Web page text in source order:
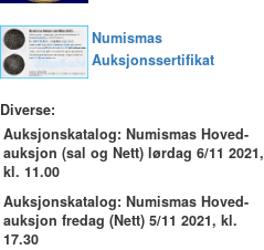
Numismas
Auksjonssertifikat
Diverse:
Auksjonskatalog: Numismas Hoved-
auksjon (sal og Nett) lørdag 6/11 2021,
kl. 11.00
Auksjonskatalog: Numismas Hoved-
auksjon fredag (Nett) 5/11 2021, kl.
17.30